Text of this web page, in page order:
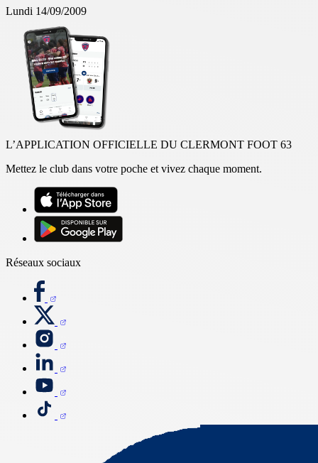
Lundi 14/09/2009
L’APPLICATION OFFICIELLE DU CLERMONT FOOT 63
Mettez le club dans votre poche et vivez chaque moment.
Réseaux sociaux